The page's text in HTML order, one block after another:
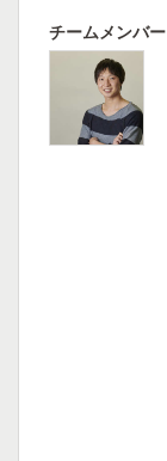
チームメンバー